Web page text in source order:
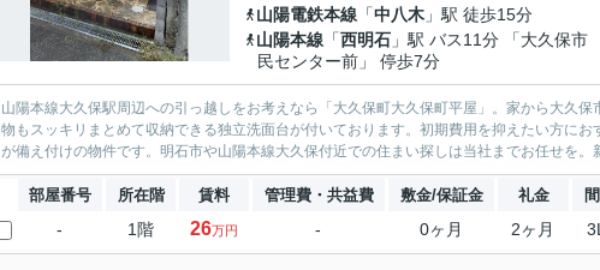
山陽電鉄本線 「中八木 」駅 徒歩15分
山陽本線 「西明石 」駅 バス11分 「大久保市
民センター前」 停歩7分
山陽本線大久保駅周辺への引っ越しをお考えなら「大久保町大久保町平屋」。家から大久
物もスッキリまとめて収納できる独立洗面台が付いております。初期費用を抑えたい方に
が備え付けの物件です。明石市や山陽本線大久保付近での住まい探しは当社までお任せを
部屋番号 所在階 賃料 管理費・共益費 敷金/保証金 礼金
- 1階 26万円 - 0ヶ月 2ヶ月